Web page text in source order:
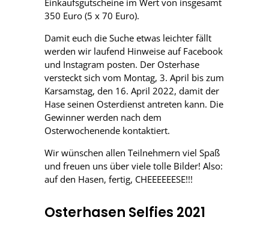
350 Euro (5 x 70 Euro).
Damit euch die Suche etwas leichter fällt
werden wir laufend Hinweise auf Facebook
und Instagram posten. Der Osterhase
versteckt sich vom Montag, 3. April bis zum
Karsamstag, den 16. April 2022, damit der
Hase seinen Osterdienst antreten kann. Die
Gewinner werden nach dem
Osterwochenende kontaktiert.
Wir wünschen allen Teilnehmern viel Spaß
und freuen uns über viele tolle Bilder! Also:
auf den Hasen, fertig, CHEEEEEESE!!!
Osterhasen Selfies 2021